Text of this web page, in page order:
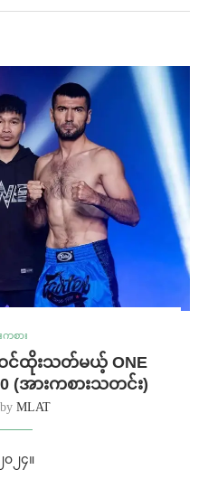
ကစား
င်ထိုးသတ်မယ့် ONE
(အားကစားသတင်း)
MLAT
၂၄။